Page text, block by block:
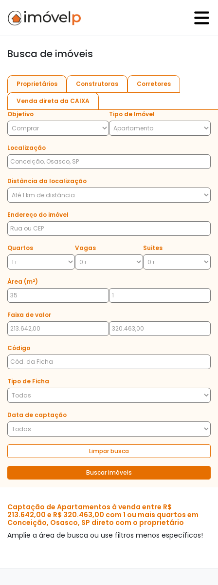
Busca de imóveis
Proprietários Construtoras Corretores
Venda direta da CAIXA
Objetivo
Tipo de Imóvel
Localização
Distância da localização
Endereço do imóvel
Quartos Vagas Suites
Área (m²)
Faixa de valor
Código
Tipo de Ficha
Data de captação
Limpar busca
Buscar imóveis
Captação de Apartamentos à venda entre R$
213.642,00 e R$ 320.463,00 com 1 ou mais quartos em
Conceição, Osasco, SP direto com o proprietário
Amplie a área de busca ou use filtros menos específicos!